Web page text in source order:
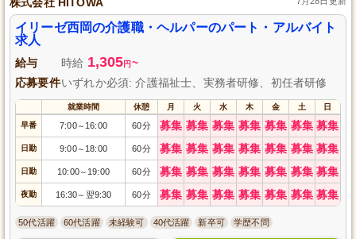
イリーゼ西岡の介護職・ヘルパーのパート・アルバイト
求人
給与 時給 1,305円 ~
応募要件いずれか必須: 介護福祉士、実務者研修、初任者研修
就業時間 休憩 月 火 水 木 金 土 日
早番 7:00～ 16:00 60分 募集 募集 募集 募集 募集 募集 募集
日勤 9:00～ 18:00 60分 募集 募集 募集 募集 募集 募集 募集
日勤 10:00～ 19:00 60分 募集 募集 募集 募集 募集 募集 募集
夜勤 16:30～ 翌9:30 60分 募集 募集 募集 募集 募集 募集 募集
50代活躍 60代活躍 未経験可 40代活躍 新卒可 学歴不問